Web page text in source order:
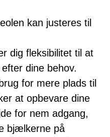
kan justeres til
dig fleksibilitet til at
dine behov.
for mere plads til
at opbevare dine
for nem adgang,
bjælkerne på